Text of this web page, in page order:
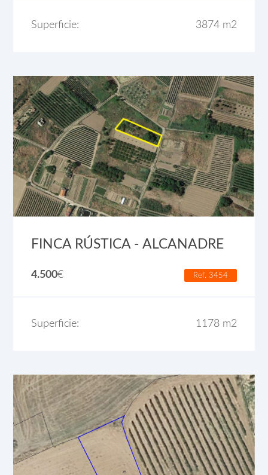
Superficie: 3874 m2
FINCA RÚSTICA - ALCANADRE
4.500€ Ref. 3454
Superficie: 1178 m2